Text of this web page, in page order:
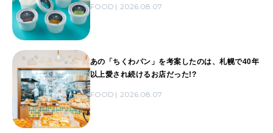
FOOD 2026.08.07
あの「ちくわパン」を考案したのは、札幌で40年
以上愛され続けるお店だった!?
FOOD 2026.08.07